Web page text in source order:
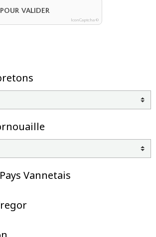
VALIDER
IconCaptcha ©
Vannetais